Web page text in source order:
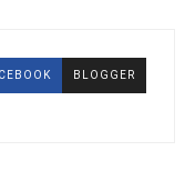
BLOGGER